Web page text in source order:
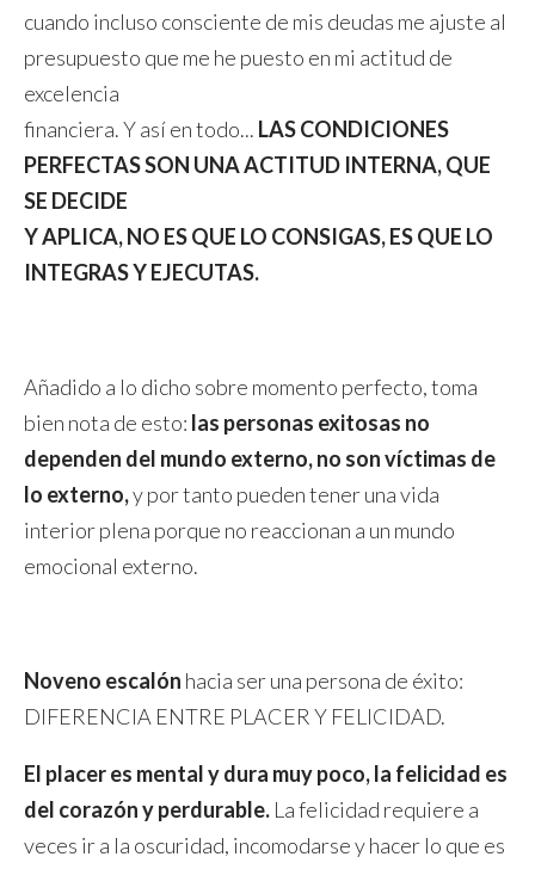
cuando incluso consciente de mis deudas me ajuste al
presupuesto que me he puesto en mi actitud de
excelencia
financiera. Y así en todo... LAS CONDICIONES
PERFECTAS SON UNA ACTITUD INTERNA, QUE
SE DECIDE
Y APLICA, NO ES QUE LO CONSIGAS, ES QUE LO
INTEGRAS Y EJECUTAS.
Añadido a lo dicho sobre momento perfecto, toma
bien nota de esto: las personas exitosas no
dependen del mundo externo, no son víctimas de
lo externo,y por tanto pueden tener una vida
interior plena porque no reaccionan a un mundo
emocional externo.
Noveno escalón hacia ser una persona de éxito:
DIFERENCIA ENTRE PLACER Y FELICIDAD.
El placer es mental y dura muy poco, la felicidad es
del corazón y perdurable. La felicidad requiere a
veces ir a la oscuridad, incomodarse y hacer lo que es